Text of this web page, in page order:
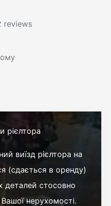
reviews
рієлтора
виїзд рієлтора на
(сдається в оренду)
деталей стосовно
нерухомості.